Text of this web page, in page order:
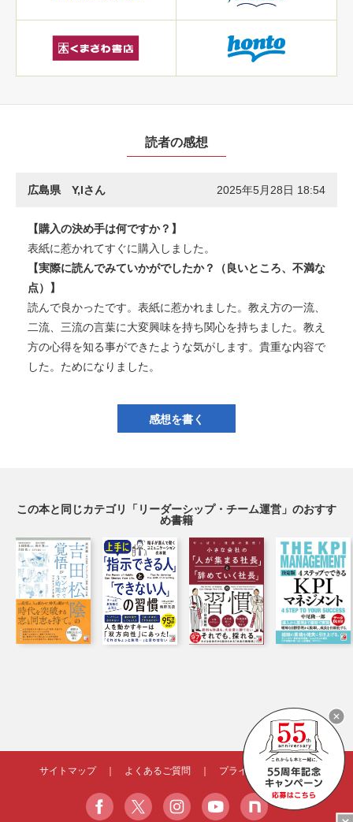
読者の感想
広島県 Y,Iさん 2025年5月28日 18:54
【購入の決め手は何ですか？】
表紙に惹かれてすぐに購入しました。
【実際に読んでみていかがでしたか？（良いところ、不満な
点）】
読んで良かったです。表紙に惹かれました。教え方の一流、
二流、三流の言葉に大変興味を持ち関心を持ちました。教え
方の心得を知る事ができたような気がします。貴重な内容で
した。ためになりました。
感想を書く
この本と同じカテゴリ「リーダーシップ・チーム運営」のおすす
め書籍
サイトマップ｜ よくあるご質問 ｜ プライバシーポリシー